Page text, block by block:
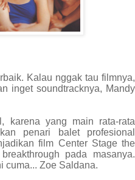
Kalau nggak tau filmnya,
inget soundtracknya, Mandy
karena yang main rata-rata
penari balet profesional
film Center Stage the
pada masanya.
cuma... Zoe Saldana.